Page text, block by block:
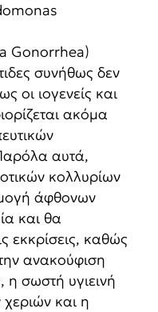
Gonorrhea)
συνήθως δεν
οι ιογενείς και
ακόμα
αυτά,
κολλυρίων
άφθονων
και θα
εκκρίσεις, καθώς
ανακούφιση
σωστή υγιεινή
χεριών και η